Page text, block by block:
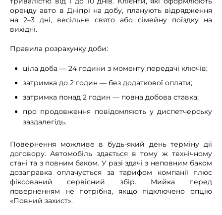
оренду авто в Дніпрі на добу, планують відрядження
на 2–3 дні, весільне свято або сімейну поїздку на
вихідні.
Правила розрахунку доби:
ціла доба — 24 години з моменту передачі ключів;
затримка до 2 годин — без додаткової оплати;
затримка понад 2 годин — повна добова ставка;
про продовження повідомляють у диспетчерську
заздалегідь.
Повернення можливе в будь-який день терміну дії
договору. Автомобіль здається в тому ж технічному
стані та з повним баком. У разі здачі з неповним баком
дозаправка оплачується за тарифом компанії плюс
фіксований сервісний збір. Мийка перед
поверненням не потрібна, якщо підключено опцію
«Повний захист».